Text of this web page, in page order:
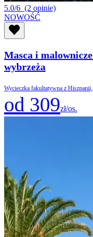
5.0/6 (2 opinie)
NOWOŚĆ
Masca i
wybrzeża
Wycieczka fakultatywna z
od 309zł/os.